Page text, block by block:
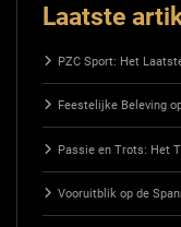
Laatste
PZC Sport: Het
Feestelijke Beleving
Passie en Trots: Het
Vooruitblik op de